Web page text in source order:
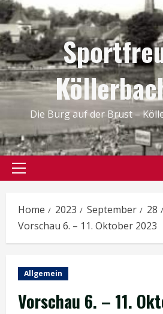
Skip
to
content
Die Burg auf der Brust –
Primary
Home 2023 September
28
Vorschau 6. – 11. Oktober 2023
Allgemein
Vorschau 6. – 11.